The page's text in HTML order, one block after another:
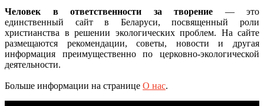
Человек в ответственности за творение — это
единственный сайт в Беларуси, посвященный роли
христианства в решении экологических проблем. На сайте
размещаются рекомендации, советы, новости и другая
информация преимущественно по церковно-экологической
деятельности.
Больше информации на странице О нас.